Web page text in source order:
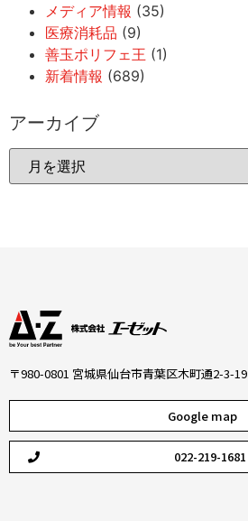
メディア情報 (35)
医療消耗品 (9)
善玉ポリフェ王 (1)
新着情報 (689)
アーカイブ
〒980-0801 宮城県仙台市青葉区木町通2-3-19
Google map
022-219-1681